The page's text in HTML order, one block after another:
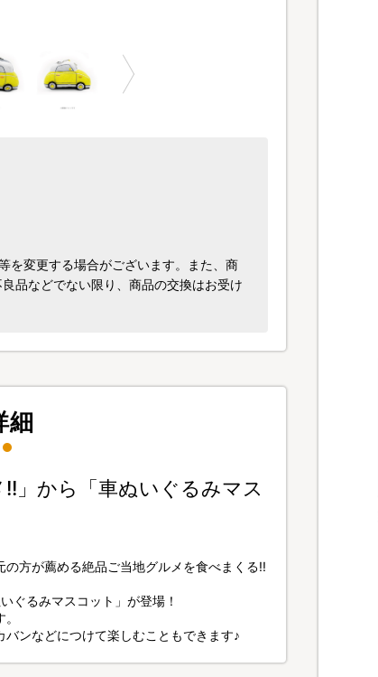
を変更する場合がございます。また、商
品などでない限り、商品の交換はお受け
細
」から「車ぬいぐるみマス
方が薦める絶品ご当地グルメを食べまくる!!
ぐるみマスコット」が登場！
ンなどにつけて楽しむこともできます♪